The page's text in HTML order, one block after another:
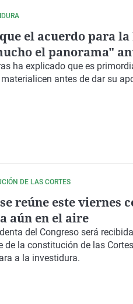
el acuerdo para la
el panorama"
ha explicado que es
antes de dar su
DE LAS CORTES
reúne este viernes
aún en el aire
del Congreso será
de la constitución de las
a la investidura.